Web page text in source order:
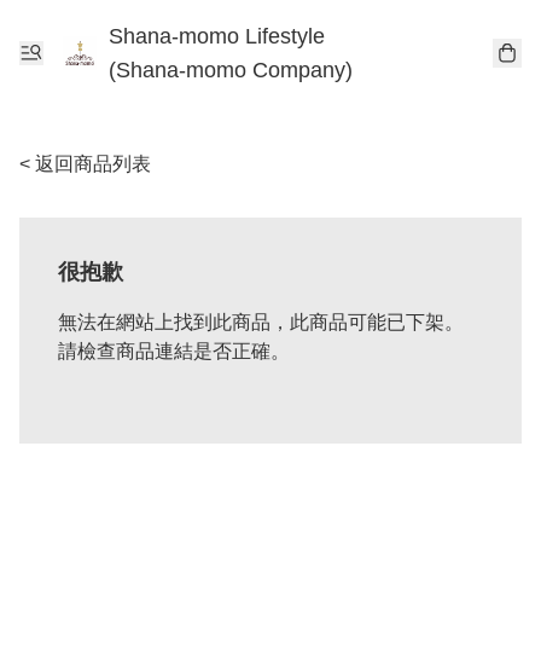
Shana-momo Lifestyle
(Shana-momo Company)
< 返回商品列表
很抱歉
無法在網站上找到此商品，此商品可能已下架。
請檢查商品連結是否正確。